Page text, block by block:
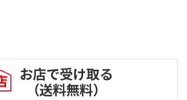
お店で受け取る
（送料無料）